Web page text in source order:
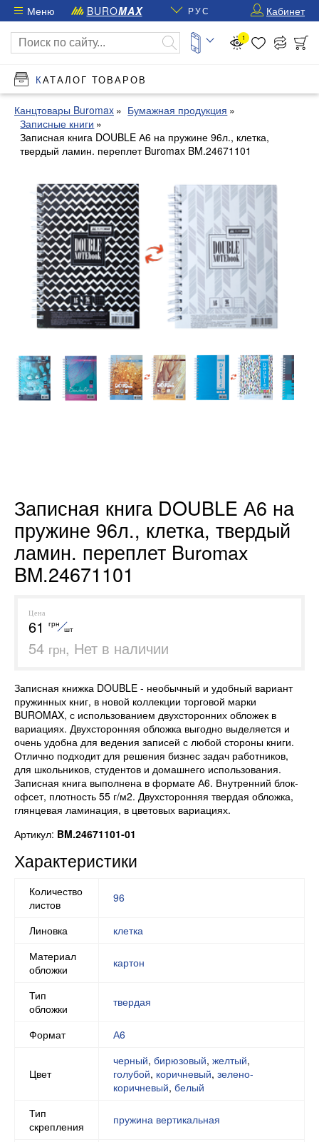
Меню BUROMAX РУС Кабинет
1
КАТАЛОГ ТОВАРОВ
Канцтовары Buromax
Бумажная продукция
Записные книги
Записная книга DOUBLE А6 на пружине 96л., клетка,
твердый ламин. переплет Buromax BM.24671101
Записная книга DOUBLE А6 на
пружине 96л., клетка, твердый
ламин. переплет Buromax
BM.24671101
Цена
61 грн
шт
54 грн, Нет в наличии
Записная книжка DOUBLE - необычный и удобный вариант
пружинных книг, в новой коллекции торговой марки
BUROMAX, с использованием двухсторонних обложек в
вариациях. Двухсторонняя обложка выгодно выделяется и
очень удобна для ведения записей с любой стороны книги.
Отлично подходит для решения бизнес задач работников,
для школьников, студентов и домашнего использования.
Записная книга выполнена в формате А6. Внутренний блок-
офсет, плотность 55 г/м2. Двухсторонняя твердая обложка,
глянцевая ламинация, в цветовых вариациях.
Артикул: BM.24671101-01
Характеристики
Количество
листов
96
Линовка
клетка
Материал
обложки
картон
Тип
обложки
твердая
Формат А6
Цвет
черный, бирюзовый, желтый,
голубой, коричневый, зелено-
коричневый, белый
Тип
скрепления
пружина вертикальная